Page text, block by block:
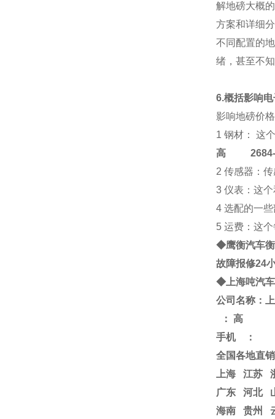
解地磅大概
方案和详细
不同配置的
绪，甚至不
6.概括影响
影响地磅价
1 钢材： 这
高2684-
2 传感器：
3 仪表：这
4 选配的一
5 运费：这
◆鹰衡汽车衡
故障报修24
◆上海吨汽
公司名称：
： 高
手机
：
全国各地直销
上海
江苏
广东 河北
海南 贵州